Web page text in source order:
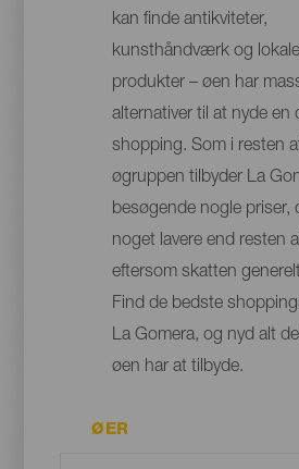
kan finde antikviteter,
kunsthåndværk og lokale
produkter – øen har
alternativer til at nyde en
shopping. Som i resten
øgruppen tilbyder La
besøgende nogle priser,
noget lavere end resten
eftersom skatten
Find de bedste
La Gomera, og nyd alt
øen har at tilbyde.
ØER